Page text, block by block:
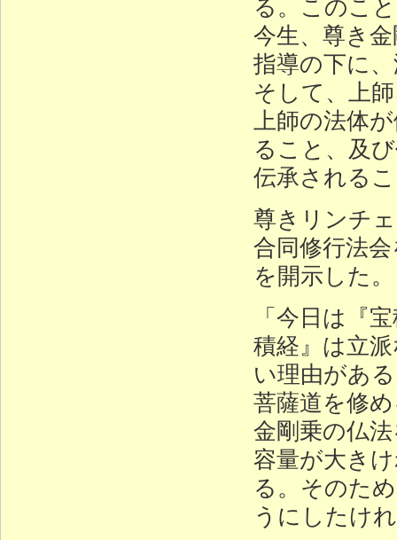
今生、尊き
指導の下に
そして、上
上師の法体
ること、及
伝承される
尊きリンチ
合同修行法
を開示した。
「今日は『
積経』は立
い理由があ
菩薩道を修
金剛乗の仏
容量が大き
る。そのた
うにしたけ